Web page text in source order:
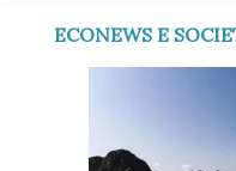
ECONEWS E